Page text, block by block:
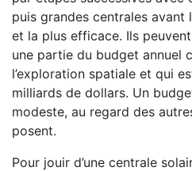
puis grandes centrales
et la plus efficace. Ils
une partie du budget annuel
l’exploration spatiale et qui
milliards de dollars. Un
modeste, au regard des
posent.
Pour jouir d’une centrale